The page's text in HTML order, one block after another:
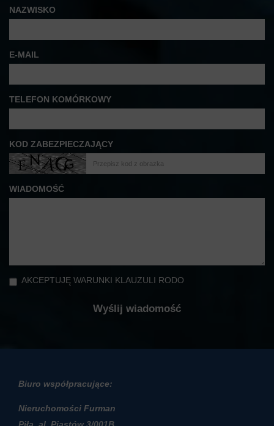
NAZWISKO
E-MAIL
TELEFON KOMÓRKOWY
KOD ZABEZPIECZAJĄCY
WIADOMOŚĆ
AKCEPTUJĘ WARUNKI KLAUZULI RODO
Biuro współpracujące:
Nieruchomości Furman